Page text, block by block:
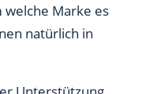
welche Marke es
natürlich in